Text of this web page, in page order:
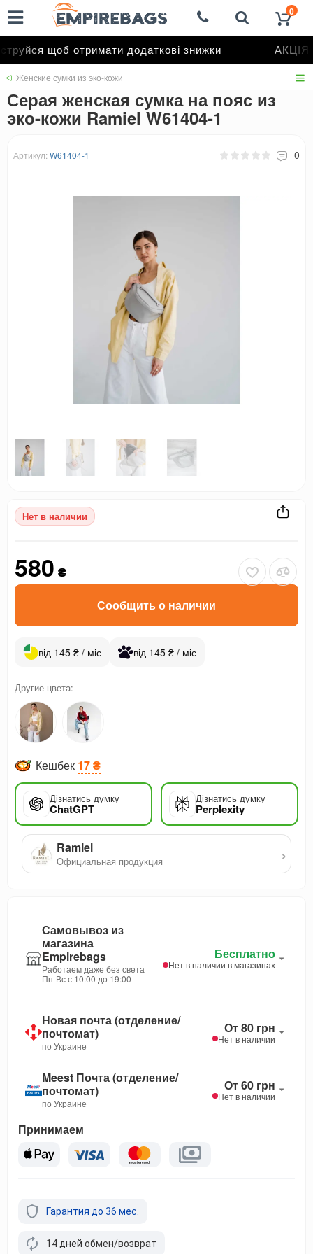
щоб отримати додаткові знижки АКЦІЯ
0
Женские сумки из эко-кожи
Серая женская сумка на пояс из
эко-кожи Ramiel W61404-1
Артикул: W61404-1 0
Нет в наличии
580 ₴
Сообщить о наличии
від 145 ₴ / міс від 145 ₴ / міс
Другие цвета:
Кешбек 17 ₴
Дізнатись думку
ChatGPT
Дізнатись думку
Perplexity
Ramiel
Официальная продукция ›
Самовывоз из
магазина
Empirebags
Работаем даже без света
Пн-Вс с 10:00 до 19:00
Бесплатно
Нет в наличии в магазинах
Новая почта (отделение/
почтомат)
по Украине
От 80 грн
Нет в наличии
Meest Почта (отделение/
почтомат)
по Украине
От 60 грн
Нет в наличии
Принимаем
Гарантия до 36 мес.
14 дней обмен/возврат